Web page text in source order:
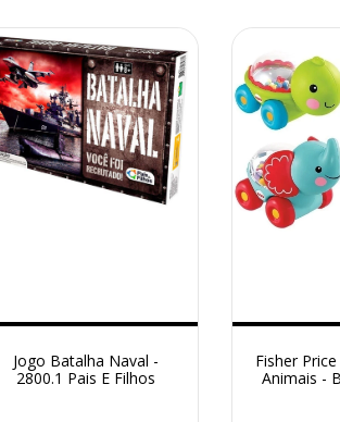
Jogo Batalha Naval -
2800.1 Pais E Filhos
Fisher
Animais -